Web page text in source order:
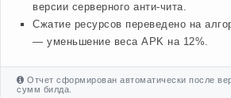
версии серверного анти-чита.
Сжатие ресурсов переведено на
— уменьшение веса APK на 12%.
Отчет сформирован автоматически после
сумм билда.